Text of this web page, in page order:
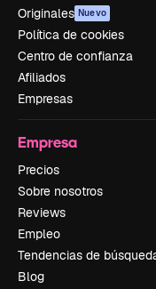
Originales Nuevo
Política de cookies
Centro de confianza
Afiliados
Empresas
Empresa
Precios
Sobre nosotros
Reviews
Empleo
Tendencias de
Blog